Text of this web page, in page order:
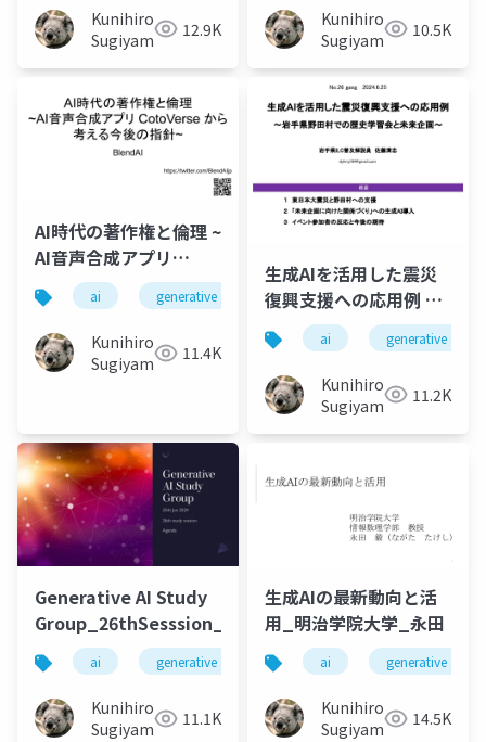
Kunihiro
Sugiyama
12.9K
Kunihiro
Sugiyama
10.5K
AI時代の著作権と倫理 ~
AI音声合成アプリ
CotoVerseから考える
今後の指針
ai generative ai machine learning
Kunihiro
Sugiyama
11.4K
生成AIを活用した震災
復興支援への応用例 ~
岩手県野田村での歴史
学習会と未来企画
ai generative ai
Kunihiro
Sugiyama
11.2K
Generative AI Study
Group_26thSesssion_20240625
ai generative ai machine learning deep
Kunihiro
Sugiyama
11.1K
生成AIの最新動向と活
用_明治学院大学_永田
ai generative ai
Kunihiro
Sugiyama
14.5K